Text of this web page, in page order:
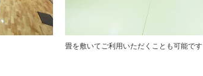
畳を敷いてご利用いただくことも可能です